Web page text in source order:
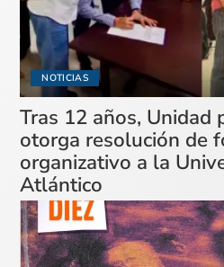
NOTICIAS
Tras 12 años, Unidad
otorga resolución de
organizativo a la
Atlántico